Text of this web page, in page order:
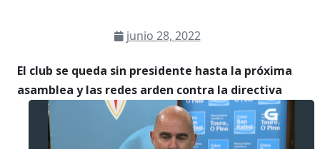
junio 28, 2022
El club se queda sin presidente hasta la próxima
asamblea y las redes arden contra la directiva